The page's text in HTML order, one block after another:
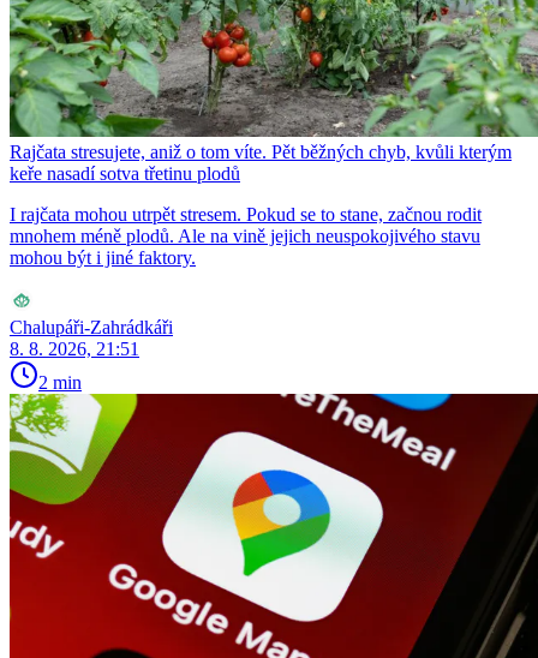
Rajčata stresujete, aniž o tom víte. Pět běžných chyb, kvůli kterým
keře nasadí sotva třetinu plodů
I rajčata mohou utrpět stresem. Pokud se to stane, začnou rodit
mnohem méně plodů. Ale na vině jejich neuspokojivého stavu
mohou být i jiné faktory.
Chalupáři-Zahrádkáři
8. 8. 2026, 21:51
2 min